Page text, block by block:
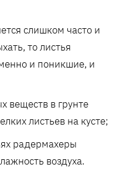
слишком часто и
то листья
и поникшие, и
веществ в грунте
листьев на кусте;
радермахеры
воздуха.